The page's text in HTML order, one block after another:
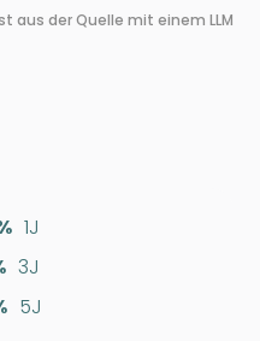
aus der Quelle mit einem LLM
1J
3J
5J